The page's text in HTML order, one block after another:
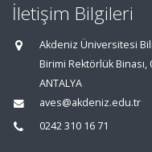
İletişim Bilgileri
Akdeniz Üniversitesi
Birimi Rektörlük Binası,
ANTALYA
aves@akdeniz.edu.tr
0242 310 16 71